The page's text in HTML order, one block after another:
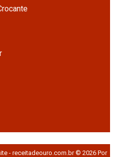
- receitadeouro.com.br © 2026 Por